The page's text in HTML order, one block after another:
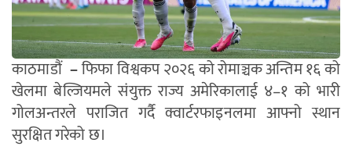
काठमाडौं–फिफा विश्वकप २०२६ को रोमाञ्चक अन्तिम १६ को
खेलमा बेल्जियमले संयुक्त राज्य अमेरिकालाई ४–१ को भारी
गोलअन्तरले पराजित गर्दै क्वार्टरफाइनलमा आफ्नो स्थान
सुरक्षित गरेको छ।